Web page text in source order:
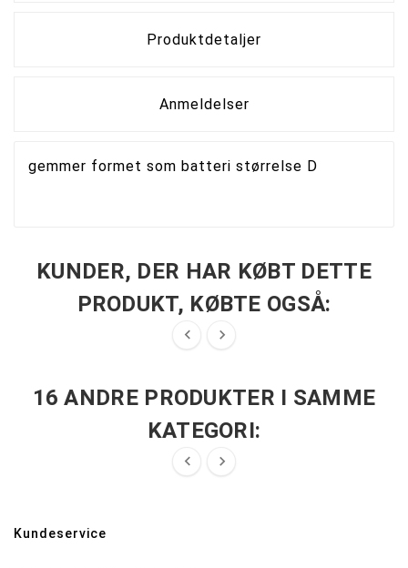
Produktdetaljer
Anmeldelser
gemmer formet som batteri størrelse D
KUNDER, DER HAR KØBT DETTE
PRODUKT, KØBTE OGSÅ:
 
16 ANDRE PRODUKTER I SAMME
KATEGORI:
 
Kundeservice